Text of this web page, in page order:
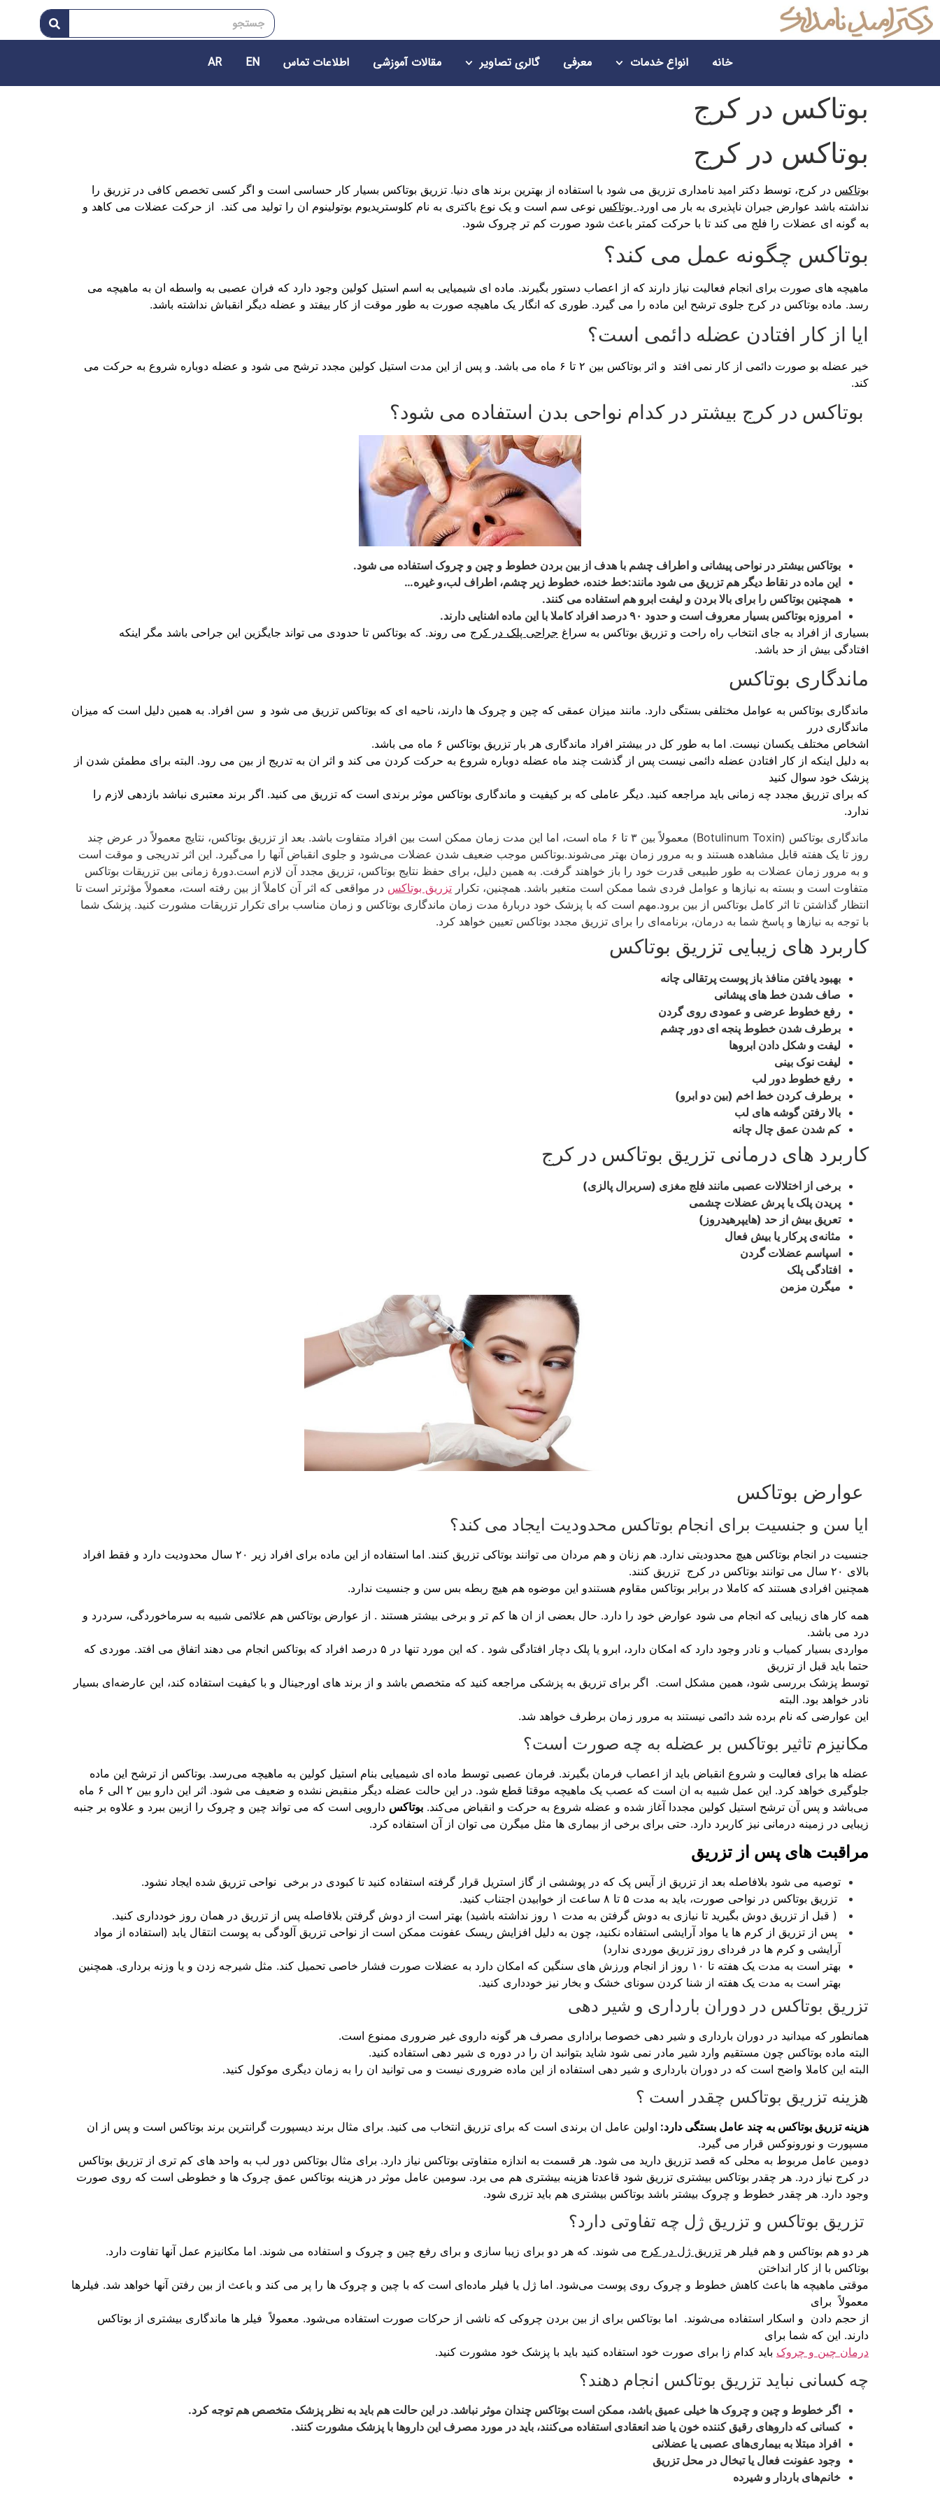
خانه انواع خدمات معرفی گالری تصاویر مقالات آموزشی اطلاعات تماس EN
AR
بوتاکس در کرج
بوتاکس در کرج
بوتاکس در کرج، توسط دکتر امید نامداری تزریق می شود با استفاده از بهترین برند های دنیا. تزریق بوتاکس بسیار کار حساسی است و اگر کسی تخصص کافی در تزریق را
نداشته باشد عوارض جبران ناپذیری به بار می اورد. بوتاکس نوعی سم است و یک نوع باکتری به نام کلوستریدیوم بوتولینوم ان را تولید می کند. از حرکت عضلات می کاهد و
به گونه ای عضلات را فلج می کند تا با حرکت کمتر باعث شود صورت کم تر چروک شود.
بوتاکس چگونه عمل می کند؟
ماهیچه های صورت برای انجام فعالیت نیاز دارند که از اعصاب دستور بگیرند. ماده ای شیمیایی به اسم استیل کولین وجود دارد که فران عصبی به واسطه ان به ماهیچه می
رسد. ماده بوتاکس در کرج جلوی ترشح این ماده را می گیرد. طوری که انگار یک ماهیچه صورت به طور موقت از کار بیفتد و عضله دیگر انقباش نداشته باشد.
ایا از کار افتادن عضله دائمی است؟
خیر عضله بو صورت دائمی از کار نمی افتد و اثر بوتاکس بین ۲ تا ۶ ماه می باشد. و پس از این مدت استیل کولین مجدد ترشح می شود و عضله دوباره شروع به حرکت می
کند.
بوتاکس در کرج بیشتر در کدام نواحی بدن استفاده می شود؟
بوتاکس بیشتر در نواحی پیشانی و اطراف چشم با هدف از بین بردن خطوط و چین و چروک استفاده می شود.
این ماده در نقاط دیگر هم تزریق می شود مانند:خط خنده، خطوط زیر چشم، اطراف لب،و غیره…
همچنین بوتاکس را برای بالا بردن و لیفت ابرو هم استفاده می کنند.
امروزه بوتاکس بسیار معروف است و حدود ۹۰ درصد افراد کاملا با این ماده اشنایی دارند.
بسیاری از افراد به جای انتخاب راه راحت و تزریق بوتاکس به سراغ جراحی پلک در کرج می روند. که بوتاکس تا حدودی می تواند جایگزین این جراحی باشد مگر اینکه
افتادگی بیش از حد باشد.
ماندگاری بوتاکس
ماندگاری بوتاکس به عوامل مختلفی بستگی دارد. مانند میزان عمقی که چین و چروک ها دارند، ناحیه ای که بوتاکس تزریق می شود و سن افراد. به همین دلیل است که میزان
ماندگاری درر
اشخاص مختلف یکسان نیست. اما به طور کل در بیشتر افراد ماندگاری هر بار تزریق بوتاکس ۶ ماه می باشد.
به دلیل اینکه از کار افتادن عضله دائمی نیست پس از گذشت چند ماه عضله دوباره شروع به حرکت کردن می کند و اثر ان به تدریج از بین می رود. البته برای مطمئن شدن از
پزشک خود سوال کنید
که برای تزریق مجدد چه زمانی باید مراجعه کنید. دیگر عاملی که بر کیفیت و ماندگاری بوتاکس موثر برندی است که تزریق می کنید. اگر برند معتبری نباشد بازدهی لازم را
ندارد.
ماندگاری بوتاکس (Botulinum Toxin) معمولاً بین ۳ تا ۶ ماه است، اما این مدت زمان ممکن است بین افراد متفاوت باشد. بعد از تزریق بوتاکس، نتایج معمولاً در عرض چند
روز تا یک هفته قابل مشاهده هستند و به مرور زمان بهتر می‌شوند.بوتاکس موجب ضعیف شدن عضلات می‌شود و جلوی انقباض آنها را می‌گیرد. این اثر تدریجی و موقت است
و به مرور زمان عضلات به طور طبیعی قدرت خود را باز خواهند گرفت. به همین دلیل، برای حفظ نتایج بوتاکس، تزریق مجدد آن لازم است.دورهٔ زمانی بین تزریقات بوتاکس
متفاوت است و بسته به نیازها و عوامل فردی شما ممکن است متغیر باشد. همچنین، تکرار تزریق بوتاکس در مواقعی که اثر آن کاملاً از بین رفته است، معمولاً مؤثرتر است تا
انتظار گذاشتن تا اثر کامل بوتاکس از بین برود.مهم است که با پزشک خود دربارهٔ مدت زمان ماندگاری بوتاکس و زمان مناسب برای تکرار تزریقات مشورت کنید. پزشک شما
با توجه به نیازها و پاسخ شما به درمان، برنامه‌ای را برای تزریق مجدد بوتاکس تعیین خواهد کرد.
کاربرد های زیبایی تزریق بوتاکس
بهبود یافتن منافذ باز پوست پرتقالی چانه
صاف شدن خط های پیشانی
رفع خطوط عرضی و عمودی روی گردن
برطرف شدن خطوط پنجه ای دور چشم
لیفت و شکل دادن ابروها
لیفت نوک بینی
رفع خطوط دور لب
برطرف کردن خط اخم (بین دو ابرو)
بالا رفتن گوشه های لب
کم شدن عمق چال چانه
کاربرد های درمانی تزریق بوتاکس در کرج
برخی از اختلالات عصبی مانند فلج مغزی (سربرال پالزی)
پریدن پلک یا پرش عضلات چشمی
تعریق بیش از حد (هایپرهیدروز)
مثانه‌ی پرکار یا بیش فعال
اسپاسم عضلات گردن
افتادگی پلک
میگرن مزمن
عوارض بوتاکس
ایا سن و جنسیت برای انجام بوتاکس محدودیت ایجاد می کند؟
جنسیت در انجام بوتاکس هیچ محدودیتی ندارد. هم زنان و هم مردان می توانند بوتاکی تزریق کنند. اما استفاده از این ماده برای افراد زیر ۲۰ سال محدودیت دارد و فقط افراد
بالای ۲۰ سال می توانند بوتاکس در کرج تزریق کنند.
همچنین افرادی هستند که کاملا در برابر بوتاکس مقاوم هستندو این موضوه هم هیچ ربطه بس سن و جنسیت ندارد.
همه کار های زیبایی که انجام می شود عوارض خود را دارد. حال بعضی از ان ها کم تر و برخی بیشتر هستند . از عوارض بوتاکس هم علائمی شبیه به سرماخوردگی، سردرد و
درد می‌ باشد.
مواردی بسیار کمیاب و نادر وجود دارد که امکان دارد، ابرو یا پلک دچار افتادگی شود . که این مورد تنها در ۵ درصد افراد که بوتاکس انجام می دهند اتفاق می افتد. موردی که
حتما باید قبل از تزریق
توسط پزشک بررسی شود، همین مشکل است. اگر برای تزریق به پزشکی مراجعه کنید که متخصص باشد و از برند های اورجینال و با کیفیت استفاده کند، این عارضه‌ای بسیار
نادر خواهد بود. البته
این عوارضی که نام برده شد دائمی نیستند به مرور زمان برطرف خواهد شد.
مکانیزم تاثیر بوتاکس بر عضله به چه صورت است؟
عضله ها برای فعالیت و شروع انقباض باید از اعصاب فرمان بگیرند. فرمان عصبی توسط ماده ای شیمیایی بنام استیل کولین به ماهیچه می‌رسد. بوتاکس از ترشح این ماده
جلوگیری خواهد کرد. این عمل شبیه به ان است که عصب یک ماهیچه موقتا قطع شود. در این حالت عضله دیگر منقبض نشده و ضعیف می شود. اثر این دارو بین ۲ الی ۶ ماه
می‌باشد و پس آن ترشح استیل کولین مجددا آغاز شده و عضله شروع به حرکت و انقباض می‌کند. بوتاکس دارویی است که می تواند چین و چروک را ازبین ببرد و علاوه بر جنبه
زیبایی در زمینه درمانی نیز کاربرد دارد. حتی برای برخی از بیماری ها مثل میگرن می توان از آن استفاده کرد.
مراقبت های پس از تزریق
توصیه می شود بلافاصله بعد از تزریق از آیس پک که در پوششی از گاز استریل قرار گرفته استفاده کنید تا کبودی در برخی نواحی تزریق شده ایجاد نشود.
تزریق بوتاکس در نواحی صورت، باید به مدت ۵ تا ۸ ساعت از خوابیدن اجتناب کنید.
( قبل از تزریق دوش بگیرید تا نیازی به دوش گرفتن به مدت ۱ روز نداشته باشید) بهتر است از دوش گرفتن بلافاصله پس از تزریق در همان روز خودداری کنید.
پس از تزریق از کرم ها یا مواد آرایشی استفاده نکنید، چون به دلیل افزایش ریسک عفونت ممکن است از نواحی تزریق آلودگی به پوست انتقال یابد (استفاده از مواد
آرایشی و کرم ها در فردای روز تزریق موردی ندارد)
بهتر است به مدت یک هفته تا ۱۰ روز از انجام ورزش های سنگین که امکان دارد به عضلات صورت فشار خاصی تحمیل کند. مثل شیرجه زدن و یا وزنه برداری. همچنین
بهتر است به مدت یک هفته از شنا کردن سونای خشک و بخار نیز خودداری کنید.
تزریق بوتاکس در دوران بارداری و شیر دهی
همانطور که میدانید در دوران بارداری و شیر دهی خصوصا براداری مصرف هر گونه داروی غیر ضروری ممنوع است.
البته ماده بوتاکس چون مستقیم وارد شیر مادر نمی شود شاید بتوانبد ان را در دوره ی شیر دهی استفاده کنید.
البته این کاملا واضح است که در دوران بارداری و شیر دهی استفاده از این ماده ضروری نیست و می توانید ان را به زمان دیگری موکول کنید.
هزینه تزریق بوتاکس چقدر است ؟
هزینه تزریق بوتاکس به چند عامل بستگی دارد: اولین عامل ان برندی است که برای تزریق انتخاب می کنید. برای مثال برند دیسپورت گرانترین برند بوتاکس است و پس از ان
مسپورت و نورونوکس قرار می گیرد.
دومین عامل مربوط به محلی که قصد تزریق دارید می شود. هر قسمت به اندازه متفاوتی بوتاکس نیاز دارد. برای مثال بوتاکس دور لب به واحد های کم تری از تزریق بوتاکس
در کرج نیاز درد. هر چقدر بوتاکس بیشتری تزریق شود قاعدتا هزینه بیشتری هم می برد. سومین عامل موثر در هزینه بوتاکس عمق چروک ها و خطوطی است که روی صورت
وجود دارد. هر چقدر خطوط و چروک بیشتر باشد بوتاکس بیشتری هم باید تزری شود.
تزریق بوتاکس و تزریق ژل چه تفاوتی دارد؟
هر دو هم بوتاکس و هم فیلر هر تزریق‌ ژل در کرج می شوند. که هر دو برای زیبا سازی و برای رفع چین و چروک و استفاده می شوند. اما مکانیزم عمل آنها تفاوت دارد.
بوتاکس با از کار انداختن
موقتی ماهیچه‌ ها باعث کاهش خطوط و چروک روی پوست می‌شود. اما ژل یا فیلر ماده‌ای است که با چین و چروک ها را پر می کند و باعث از بین رفتن آنها خواهد شد. فیلرها
معمولاً برای
از حجم دادن و اسکار استفاده می‌شوند. اما بوتاکس برای از بین بردن چروکی که ناشی از حرکات صورت استفاده می‌شود. معمولاً فیلر ها ماندگاری بیشتری از بوتاکس
دارند. این که شما برای
درمان چین و چروک باید کدام زا برای صورت خود استفاده کنید باید با پزشک خود مشورت کنید.
چه کسانی نباید تزریق بوتاکس انجام دهند؟
اگر خطوط و چین و چروک‌ ها خیلی عمیق باشد، ممکن است بوتاکس چندان موثر نباشد. در این حالت هم باید به نظر پزشک متخصص هم توجه کرد.
کسانی که داروهای رقیق‌ کننده خون یا ضد انعقادی استفاده می‌کنند، باید در مورد مصرف این داروها با پزشک مشورت کنند.
افراد مبتلا به بیماری‌های عصبی یا عضلانی
وجود عفونت فعال یا تبخال در محل تزریق
خانم‌های باردار و شیرده